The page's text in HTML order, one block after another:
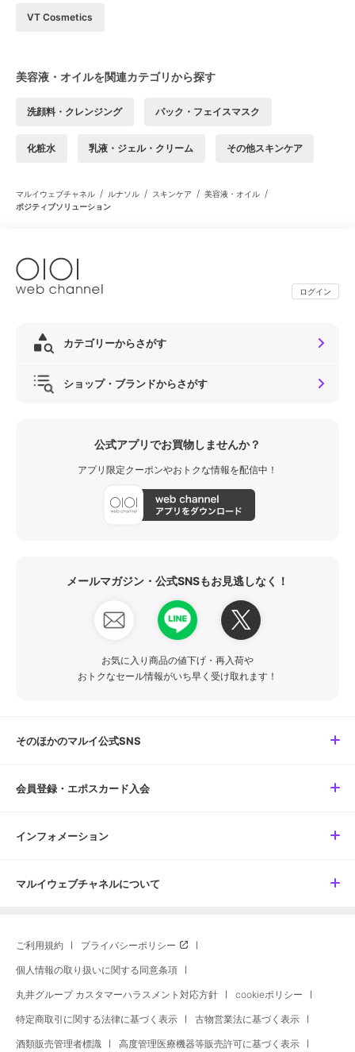
VT Cosmetics
美容液・オイルを関連カテゴリから探す
洗顔料・クレンジング パック・フェイスマスク
化粧水 乳液・ジェル・クリーム その他スキンケア
マルイウェブチャネル / ルナソル / スキンケア / 美容液・オイル /
ポジティブソリューション
ログイン
カテゴリーからさがす
ショップ・ブランドからさがす
公式アプリでお買物しませんか？
アプリ限定クーポンやおトクな情報を配信中！
メールマガジン・公式SNSもお見逃しなく！
お気に入り商品の値下げ・再入荷や
おトクなセール情報がいち早く受け取れます！
そのほかのマルイ公式SNS
会員登録・エポスカード入会
インフォメーション
マルイウェブチャネルについて
ご利用規約 プライバシーポリシー
個人情報の取り扱いに関する同意条項
丸井グループ カスタマーハラスメント対応方針 cookieポリシー
特定商取引に関する法律に基づく表示 古物営業法に基づく表示
酒類販売管理者標識 高度管理医療機器等販売許可に基づく表示